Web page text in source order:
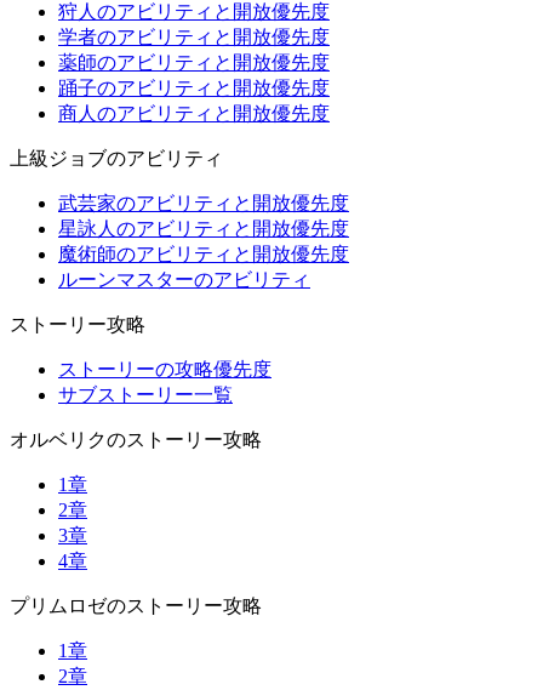
狩人のアビリティと開放優先度
学者のアビリティと開放優先度
薬師のアビリティと開放優先度
踊子のアビリティと開放優先度
商人のアビリティと開放優先度
上級ジョブのアビリティ
武芸家のアビリティと開放優先度
星詠人のアビリティと開放優先度
魔術師のアビリティと開放優先度
ルーンマスターのアビリティ
ストーリー攻略
ストーリーの攻略優先度
サブストーリー一覧
オルベリクのストーリー攻略
1章
2章
3章
4章
プリムロゼのストーリー攻略
1章
2章